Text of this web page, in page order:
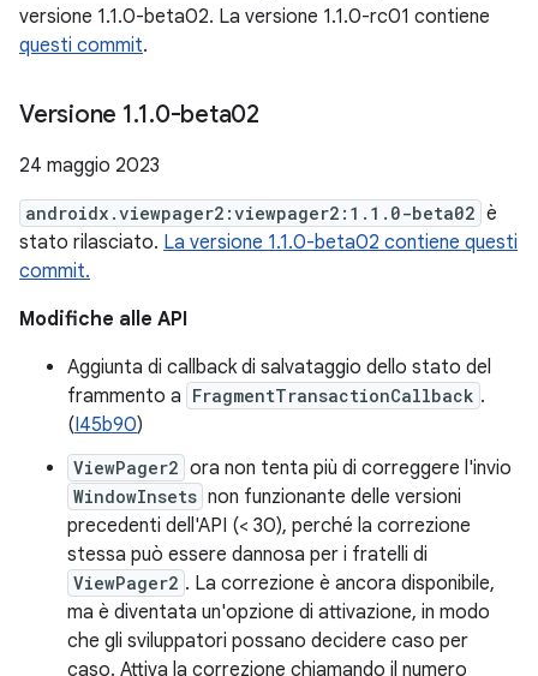
versione 1.1.0-beta02. La versione 1.1.0-rc01 contiene
questi commit.
Versione 1.1.0-beta02
24 maggio 2023
androidx.viewpager2:viewpager2:1.1.0-beta02 è
stato rilasciato. La versione 1.1.0-beta02 contiene questi
commit.
Modifiche alle API
Aggiunta di callback di salvataggio dello stato del
frammento a FragmentTransactionCallback .
(I45b90)
ViewPager2 ora non tenta più di correggere l'invio
WindowInsets non funzionante delle versioni
precedenti dell'API (< 30), perché la correzione
stessa può essere dannosa per i fratelli di
ViewPager2 . La correzione è ancora disponibile,
ma è diventata un'opzione di attivazione, in modo
che gli sviluppatori possano decidere caso per
caso. Attiva la correzione chiamando il numero